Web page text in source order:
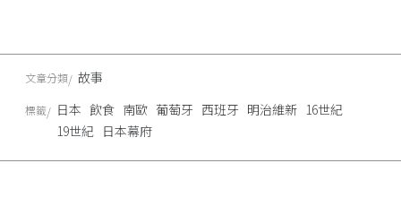
文章分類 故事
標籤 日本 飲食 南歐 葡萄牙 西班牙 明治維新 16世紀
19世紀 日本幕府